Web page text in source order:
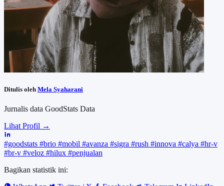
Ditulis oleh Mela Syaharani
Jurnalis data GoodStats Data
Lihat Profil →
#goodstats #brio #mobil #avanza #sigra #rush #innova #calya #hr-v
#br-v #veloz #hilux #penjualan
Bagikan statistik ini: